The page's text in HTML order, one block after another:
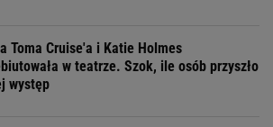
Toma Cruise'a i Katie Holmes
w teatrze. Szok, ile osób przyszło
występ